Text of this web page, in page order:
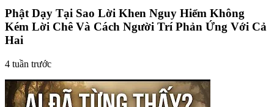
Phật Dạy Tại Sao Lời Khen Nguy Hiểm Không
Kém Lời Chê Và Cách Người Trí Phản Ứng Với Cả
Hai
4 tuần trước